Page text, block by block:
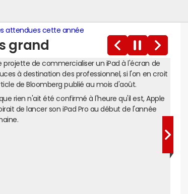
grand
attendues cette année
projette de commercialiser un iPad à l'écran de
à destination des professionnel, si l'on en croit
de Bloomberg publié au mois d'août.
rien n'ait été confirmé à l'heure qu'il est, Apple
de lancer son iPad Pro au début de l'année